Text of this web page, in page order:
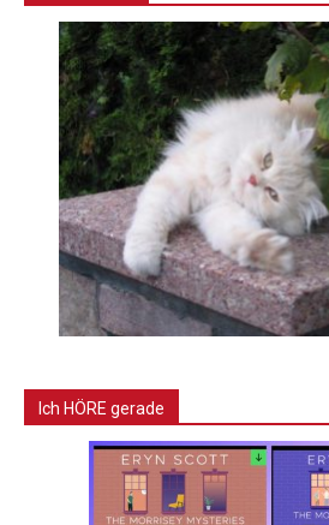
Ich HÖRE gerade